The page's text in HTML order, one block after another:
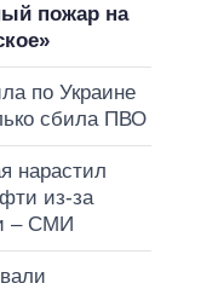
пожар на
по Украине
сбила ПВО
нарастил
из-за
– СМИ